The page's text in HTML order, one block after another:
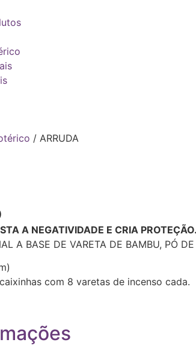
/ ARRUDA
A NEGATIVIDADE E CRIA PROTEÇÃO.
A BASE DE VARETA DE BAMBU, PÓ
com 8 varetas de incenso cada.